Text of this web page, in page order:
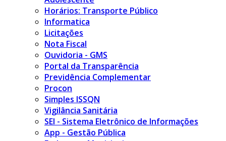
Horários: Transporte Público
Informatica
Licitações
Nota Fiscal
Ouvidoria - GMS
Portal da Transparência
Previdência Complementar
Procon
Simples ISSQN
Vigilância Sanitária
SEI - Sistema Eletrônico de Informações
App - Gestão Pública